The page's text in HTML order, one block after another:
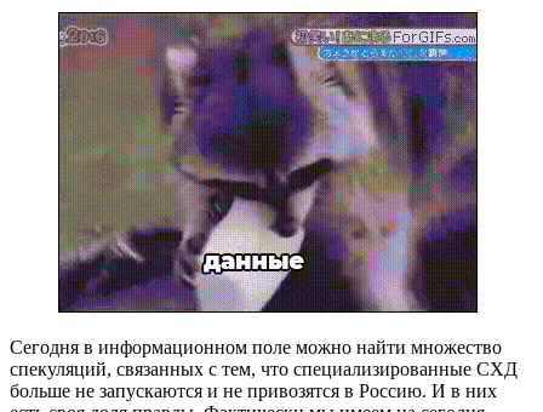
Сегодня в информационном поле можно найти множество
спекуляций, связанных с тем, что специализированные СХД
больше не запускаются и не привозятся в Россию. И в них